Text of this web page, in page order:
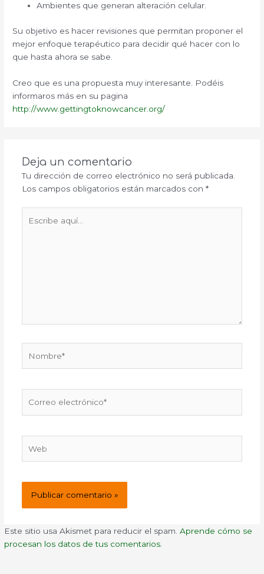
Ambientes que generan alteración celular.
Su objetivo es hacer revisiones que permitan proponer el
mejor enfoque terapéutico para decidir qué hacer con lo
que hasta ahora se sabe.
Creo que es una propuesta muy interesante. Podéis
informaros más en su pagina
http://www.gettingtoknowcancer.org/
Deja un comentario
Tu dirección de correo electrónico no será publicada.
Los campos obligatorios están marcados con *
aquí...
electrónico*
Este sitio usa Akismet para reducir el spam.Aprende cómo se
procesan los datos de tus comentarios.